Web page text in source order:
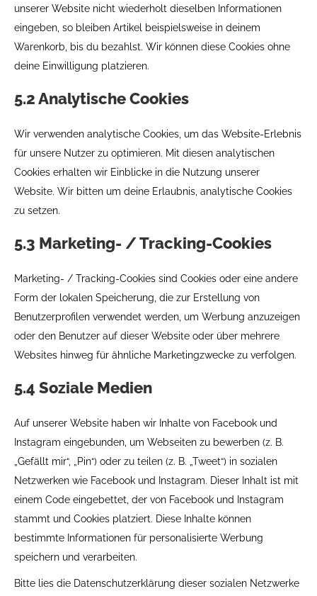
unserer Website nicht wiederholt dieselben Informationen
eingeben, so bleiben Artikel beispielsweise in deinem
Warenkorb, bis du bezahlst. Wir können diese Cookies ohne
deine Einwilligung platzieren.
5.2 Analytische Cookies
Wir verwenden analytische Cookies, um das Website-Erlebnis
für unsere Nutzer zu optimieren. Mit diesen analytischen
Cookies erhalten wir Einblicke in die Nutzung unserer
Website. Wir bitten um deine Erlaubnis, analytische Cookies
zu setzen.
5.3 Marketing- / Tracking-Cookies
Marketing- / Tracking-Cookies sind Cookies oder eine andere
Form der lokalen Speicherung, die zur Erstellung von
Benutzerprofilen verwendet werden, um Werbung anzuzeigen
oder den Benutzer auf dieser Website oder über mehrere
Websites hinweg für ähnliche Marketingzwecke zu verfolgen.
5.4 Soziale Medien
Auf unserer Website haben wir Inhalte von Facebook und
Instagram eingebunden, um Webseiten zu bewerben (z. B.
„Gefällt mir“, „Pin“) oder zu teilen (z. B. „Tweet“) in sozialen
Netzwerken wie Facebook und Instagram. Dieser Inhalt ist mit
einem Code eingebettet, der von Facebook und Instagram
stammt und Cookies platziert. Diese Inhalte können
bestimmte Informationen für personalisierte Werbung
speichern und verarbeiten.
Bitte lies die Datenschutzerklärung dieser sozialen Netzwerke